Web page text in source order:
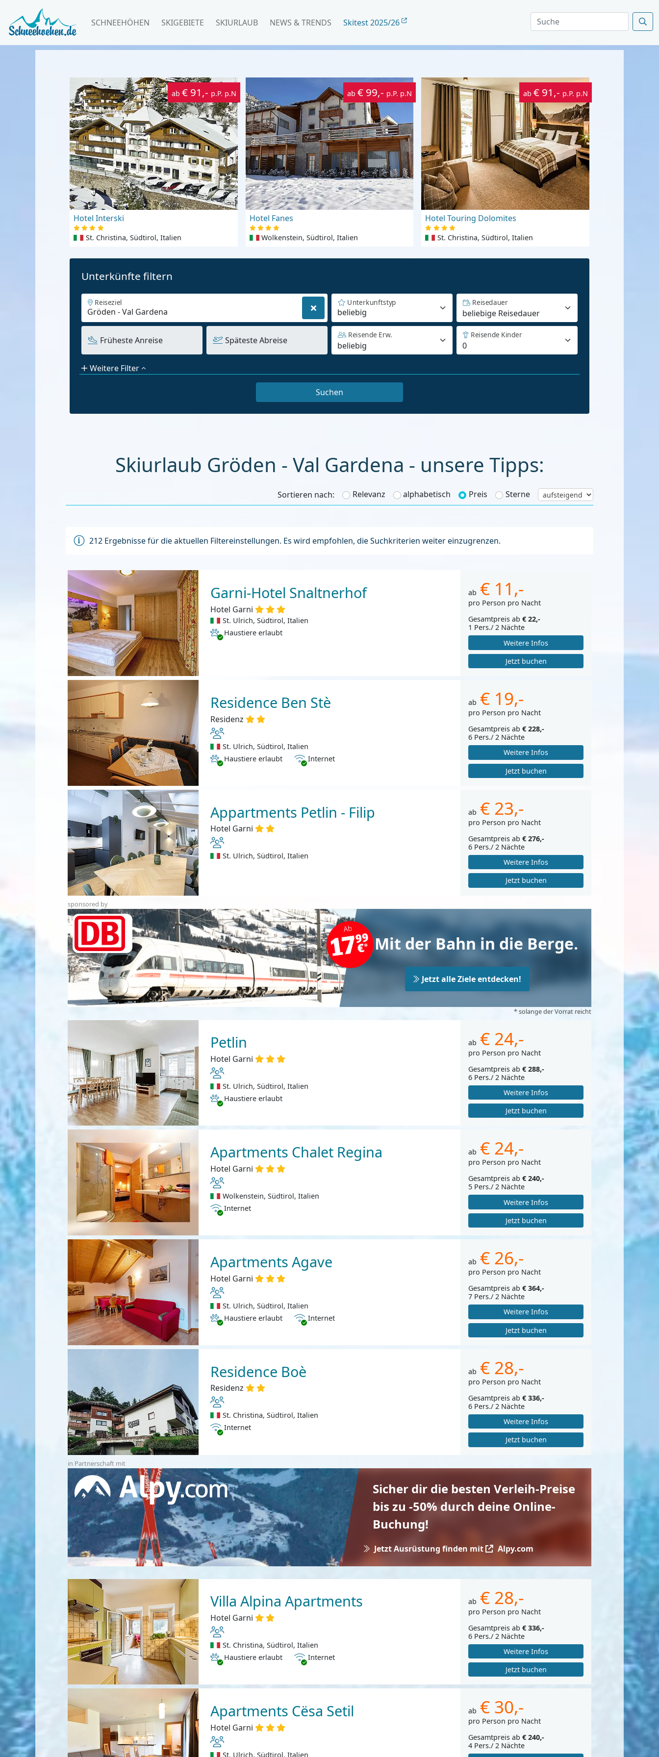
SCHNEEHÖHEN SKIGEBIETE SKIURLAUB NEWS & TRENDS Skitest 2025/26
ab € 91,- p.P. p.N
Hotel Interski
St. Christina, Südtirol, Italien
ab€ 99,- p.P. p.N
Hotel Fanes
Wolkenstein, Südtirol, Italien
ab € 91,- p.P. p.N
Hotel Touring Dolomites
St. Christina, Südtirol, Italien
Unterkünfte filtern
Reiseziel
beliebig
Unterkunftstyp Reisedauer
Früheste Anreise Späteste Abreise
Reisende Erw. Reisende Kinder
Weitere Filter
Skiurlaub Gröden - Val Gardena - unsere Tipps:
Sortieren nach: Relevanz alphabetisch Preis Sterne
212 Ergebnisse für die aktuellen Filtereinstellungen. Es wird empfohlen, die Suchkriterien weiter einzugrenzen.
Garni-Hotel Snaltnerhof
Hotel Garni
St. Ulrich, Südtirol, Italien
Haustiere erlaubt
Haustiere erlaubt
ab € 11,-
pro Person pro Nacht
Gesamtpreis ab € 22,-
1 Pers./ 2 Nächte
Weitere Infos
Jetzt buchen
Residence Ben Stè
Residenz
St. Ulrich, Südtirol, Italien
Haustiere erlaubt
Haustiere erlaubt InternetInternet
ab € 19,-
pro Person pro Nacht
Gesamtpreis ab € 228,-
6 Pers./ 2 Nächte
Weitere Infos
Jetzt buchen
Appartments Petlin - Filip
Hotel Garni
St. Ulrich, Südtirol, Italien
ab € 23,-
pro Person pro Nacht
Gesamtpreis ab € 276,-
6 Pers./ 2 Nächte
Weitere Infos
Jetzt buchen
sponsored by
Mit der Bahn in die Berge.
Jetzt alle Ziele entdecken!
* solange der Vorrat reicht
Petlin
Hotel Garni
St. Ulrich, Südtirol, Italien
Haustiere erlaubt
Haustiere erlaubt
ab € 24,-
pro Person pro Nacht
Gesamtpreis ab € 288,-
6 Pers./ 2 Nächte
Weitere Infos
Jetzt buchen
Apartments Chalet Regina
Hotel Garni
Wolkenstein, Südtirol, Italien
InternetInternet
ab € 24,-
pro Person pro Nacht
Gesamtpreis ab € 240,-
5 Pers./ 2 Nächte
Weitere Infos
Jetzt buchen
Apartments Agave
Hotel Garni
St. Ulrich, Südtirol, Italien
Haustiere erlaubt
Haustiere erlaubt InternetInternet
ab € 26,-
pro Person pro Nacht
Gesamtpreis ab € 364,-
7 Pers./ 2 Nächte
Weitere Infos
Jetzt buchen
Residence Boè
Residenz
St. Christina, Südtirol, Italien
InternetInternet
ab € 28,-
pro Person pro Nacht
Gesamtpreis ab € 336,-
6 Pers./ 2 Nächte
Weitere Infos
Jetzt buchen
in Partnerschaft mit
Sicher dir die besten Verleih-Preise
bis zu -50% durch deine Online-
Buchung!
Jetzt Ausrüstung finden mit Alpy.com
Villa Alpina Apartments
Hotel Garni
St. Christina, Südtirol, Italien
Haustiere erlaubt
Haustiere erlaubt InternetInternet
ab € 28,-
pro Person pro Nacht
Gesamtpreis ab € 336,-
6 Pers./ 2 Nächte
Weitere Infos
Jetzt buchen
Apartments Cësa Setil
Hotel Garni
St. Ulrich, Südtirol, Italien
ab € 30,-
pro Person pro Nacht
Gesamtpreis ab € 240,-
4 Pers./ 2 Nächte